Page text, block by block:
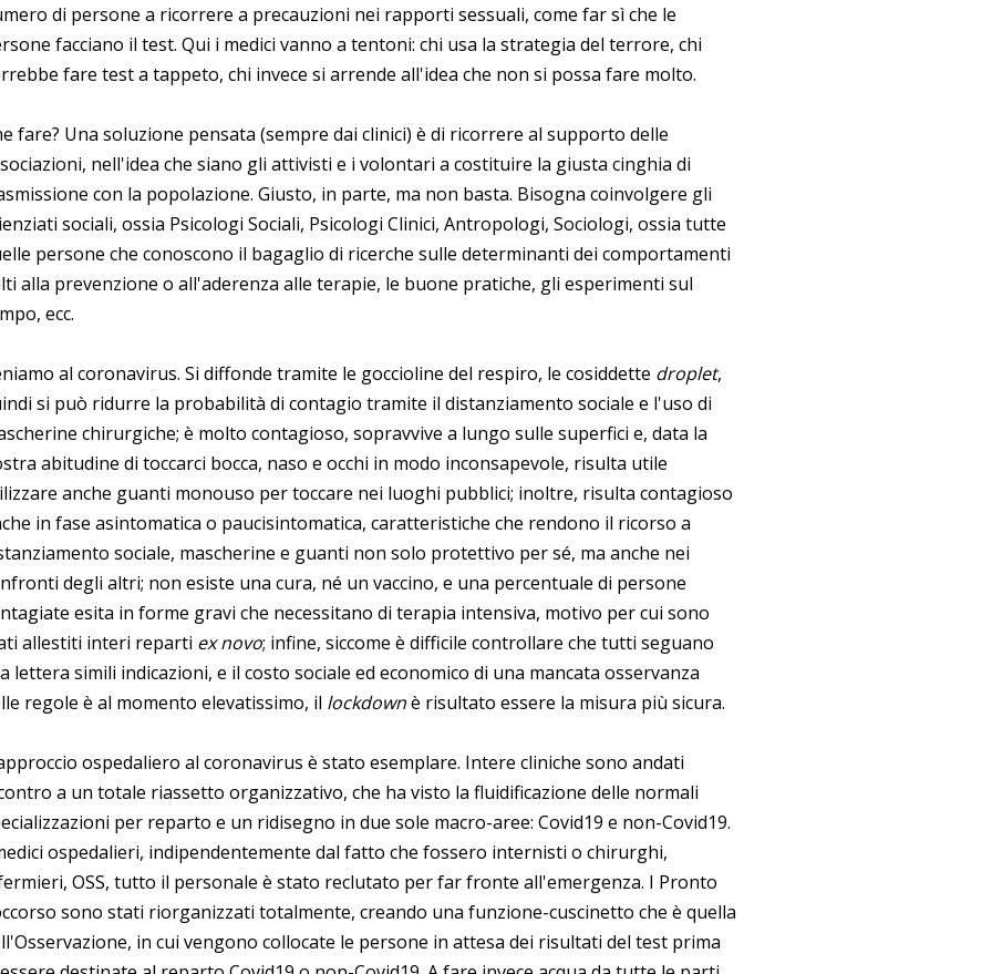
di persone a ricorrere a precauzioni nei rapporti sessuali, come far sì che le
facciano il test. Qui i medici vanno a tentoni: chi usa la strategia del terrore, chi
fare test a tappeto, chi invece si arrende all'idea che non si possa fare molto.
fare? Una soluzione pensata (sempre dai clinici) è di ricorrere al supporto delle
nell'idea che siano gli attivisti e i volontari a costituire la giusta cinghia di
con la popolazione. Giusto, in parte, ma non basta. Bisogna coinvolgere gli
sociali, ossia Psicologi Sociali, Psicologi Clinici, Antropologi, Sociologi, ossia tutte
persone che conoscono il bagaglio di ricerche sulle determinanti dei comportamenti
alla prevenzione o all'aderenza alle terapie, le buone pratiche, gli esperimenti sul
ecc.
al coronavirus. Si diffonde tramite le goccioline del respiro, le cosiddette droplet,
si può ridurre la probabilità di contagio tramite il distanziamento sociale e l'uso di
chirurgiche; è molto contagioso, sopravvive a lungo sulle superfici e, data la
abitudine di toccarci bocca, naso e occhi in modo inconsapevole, risulta utile
anche guanti monouso per toccare nei luoghi pubblici; inoltre, risulta contagioso
in fase asintomatica o paucisintomatica, caratteristiche che rendono il ricorso a
sociale, mascherine e guanti non solo protettivo per sé, ma anche nei
degli altri; non esiste una cura, né un vaccino, e una percentuale di persone
esita in forme gravi che necessitano di terapia intensiva, motivo per cui sono
allestiti interi reparti ex novo; infine, siccome è difficile controllare che tutti seguano
lettera simili indicazioni, e il costo sociale ed economico di una mancata osservanza
regole è al momento elevatissimo, il lockdownè risultato essere la misura più sicura.
ospedaliero al coronavirus è stato esemplare. Intere cliniche sono andati
a un totale riassetto organizzativo, che ha visto la fluidificazione delle normali
per reparto e un ridisegno in due sole macro-aree: Covid19 e non-Covid19.
ospedalieri, indipendentemente dal fatto che fossero internisti o chirurghi,
OSS, tutto il personale è stato reclutato per far fronte all'emergenza. I Pronto
sono stati riorganizzati totalmente, creando una funzione-cuscinetto che è quella
in cui vengono collocate le persone in attesa dei risultati del test prima